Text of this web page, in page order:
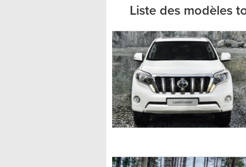
Liste des modèles